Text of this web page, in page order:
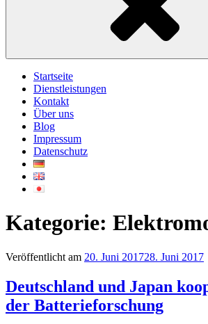
Startseite
Dienstleistungen
Kontakt
Über uns
Blog
Impressum
Datenschutz
Kategorie:
Veröffentlicht am 20. Juni 201728. Juni 2017
Deutschland und Japan
der Batterieforschung